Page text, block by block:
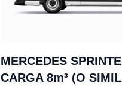
MERCEDES
CARGA 8m³ (O